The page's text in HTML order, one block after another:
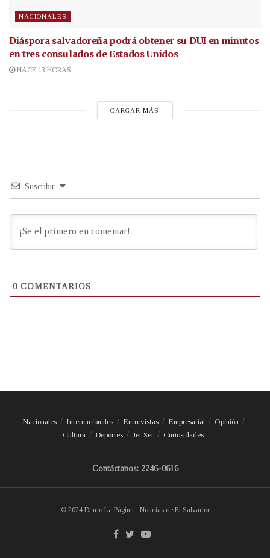
NACIONALES
Diáspora salvadoreña podrá obtener su DUI en minutos
en tres consulados de Estados Unidos
HACE 13 HORAS
CARGAR MÁS
Suscribir
0 COMENTARIOS
Nacionales Internacionales Entrevistas Empresarial
Opinión
Cultura
Deportes Jet Set Curiosidades
Contáctanos: 2246-0616
© 2024 Diario La Página - Noticias de El Salvador